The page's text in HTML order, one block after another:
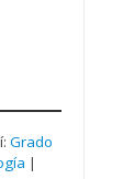
Grado
|